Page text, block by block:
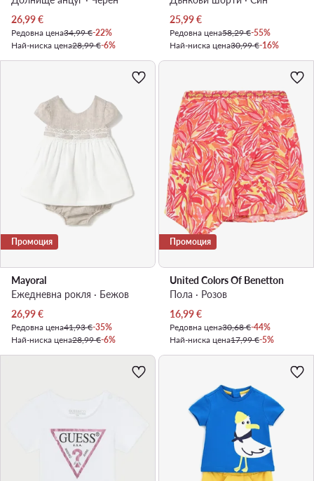
Актуална цена
26,99€
Редовна цена34,99 €-22%
Най-ниска цена28,99 €-6%
Актуална цена
25,99€
Редовна цена58,29 €-55%
Най-ниска цена30,99 €-16%
Промоция
Mayoral
Ежедневна рокля · Бежов
Актуална цена
26,99€
Редовна цена41,93 €-35%
Най-ниска цена28,99 €-6%
Промоция
United Colors Of Benetton
Пола · Розов
Актуална цена
16,99€
Редовна цена30,68 €-44%
Най-ниска цена17,99 €-5%